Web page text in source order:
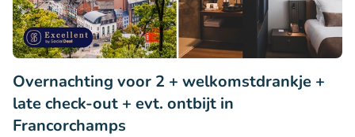
Overnachting voor 2 + welkomstdrankje +
late check-out + evt. ontbijt in
Francorchamps